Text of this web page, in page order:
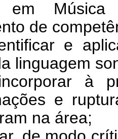
em
de
e
linguagem
à
e
na área;